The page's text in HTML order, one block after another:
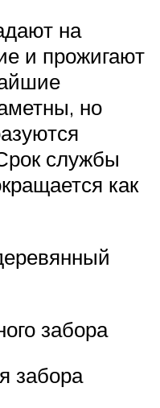
на
и прожигают
но
службы
как
забора
забора